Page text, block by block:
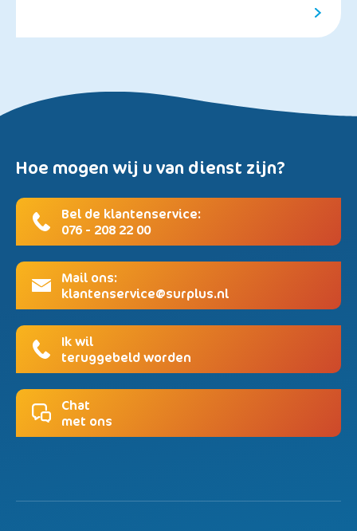
Hoe mogen wij u van dienst zijn?
Bel de klantenservice:
076 - 208 22 00
Mail ons:
klantenservice@surplus.nl
Ik wil
teruggebeld worden
Chat
met ons